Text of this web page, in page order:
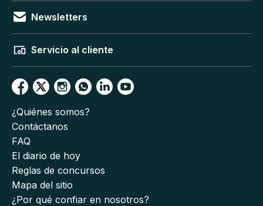
Newsletters
Servicio al cliente
¿Quiénes somos?
Contáctanos
FAQ
El diario de hoy
Reglas de concursos
Mapa del sitio
¿Por qué confiar en nosotros?